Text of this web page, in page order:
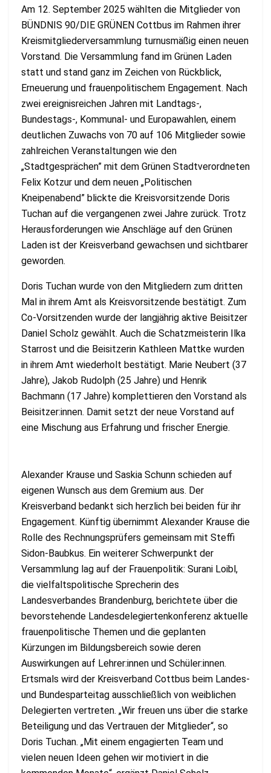
Am 12. September 2025 wählten die Mitglieder von
BÜNDNIS 90/DIE GRÜNEN Cottbus im Rahmen ihrer
Kreismitgliederversammlung turnusmäßig einen neuen
Vorstand. Die Versammlung fand im Grünen Laden
statt und stand ganz im Zeichen von Rückblick,
Erneuerung und frauenpolitischem Engagement. Nach
zwei ereignisreichen Jahren mit Landtags-,
Bundestags-, Kommunal- und Europawahlen, einem
deutlichen Zuwachs von 70 auf 106 Mitglieder sowie
zahlreichen Veranstaltungen wie den
„Stadtgesprächen” mit dem Grünen Stadtverordneten
Felix Kotzur und dem neuen „Politischen
Kneipenabend” blickte die Kreisvorsitzende Doris
Tuchan auf die vergangenen zwei Jahre zurück. Trotz
Herausforderungen wie Anschläge auf den Grünen
Laden ist der Kreisverband gewachsen und sichtbarer
geworden.
Doris Tuchan wurde von den Mitgliedern zum dritten
Mal in ihrem Amt als Kreisvorsitzende bestätigt. Zum
Co-Vorsitzenden wurde der langjährig aktive Beisitzer
Daniel Scholz gewählt. Auch die Schatzmeisterin Ilka
Starrost und die Beisitzerin Kathleen Mattke wurden
in ihrem Amt wiederholt bestätigt. Marie Neubert (37
Jahre), Jakob Rudolph (25 Jahre) und Henrik
Bachmann (17 Jahre) komplettieren den Vorstand als
Beisitzer:innen. Damit setzt der neue Vorstand auf
eine Mischung aus Erfahrung und frischer Energie.
Alexander Krause und Saskia Schunn schieden auf
eigenen Wunsch aus dem Gremium aus. Der
Kreisverband bedankt sich herzlich bei beiden für ihr
Engagement. Künftig übernimmt Alexander Krause die
Rolle des Rechnungsprüfers gemeinsam mit Steffi
Sidon-Baubkus. Ein weiterer Schwerpunkt der
Versammlung lag auf der Frauenpolitik: Surani Loibl,
die vielfaltspolitische Sprecherin des
Landesverbandes Brandenburg, berichtete über die
bevorstehende Landesdelegiertenkonferenz aktuelle
frauenpolitische Themen und die geplanten
Kürzungen im Bildungsbereich sowie deren
Auswirkungen auf Lehrer:innen und Schüler:innen.
Ertsmals wird der Kreisverband Cottbus beim Landes-
und Bundesparteitag ausschließlich von weiblichen
Delegierten vertreten. „Wir freuen uns über die starke
Beteiligung und das Vertrauen der Mitglieder“, so
Doris Tuchan. „Mit einem engagierten Team und
vielen neuen Ideen gehen wir motiviert in die